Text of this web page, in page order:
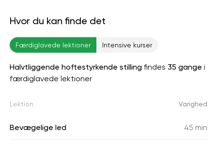
Hvor du kan finde det
Færdiglavede lektioner Intensive kurser
Halvtliggende hoftestyrkende stilling findes 35 gange i
færdiglavede lektioner
Lektion Varighed
Bevægelige led 45 min